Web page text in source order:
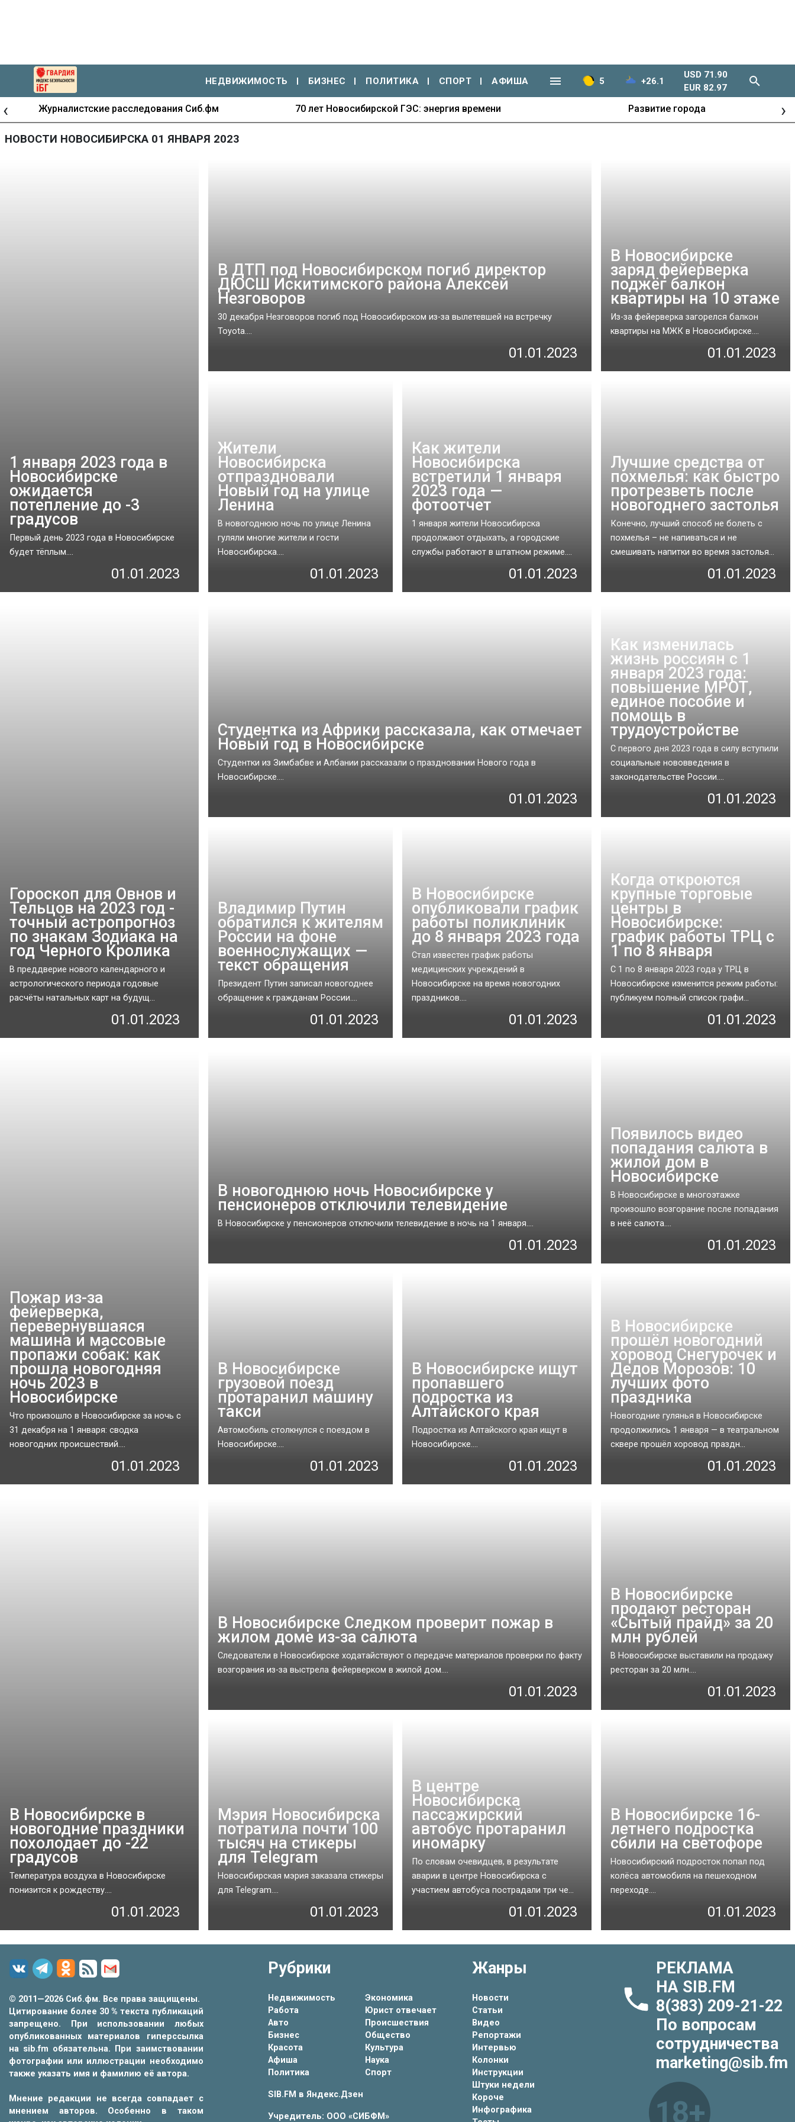
НЕДВИЖИМОСТЬ БИЗНЕС ПОЛИТИКА СПОРТ АФИША 5 +26.1
USD 71.90
EUR 82.97
Журналистские расследования Сиб.фм 70 лет Новосибирской ГЭС: энергия времени Развитие города
‹ ›
НОВОСТИ НОВОСИБИРСКА 01 ЯНВАРЯ 2023
1 января 2023 года в
Новосибирске
ожидается
потепление до -3
градусов
Первый день 2023 года в Новосибирске
будет тёплым....
01.01.2023
В ДТП под Новосибирском погиб директор
ДЮСШ Искитимского района Алексей
Незговоров
30 декабря Незговоров погиб под Новосибирском из-за вылетевшей на встречку
Toyota....
01.01.2023
В Новосибирске
заряд фейерверка
поджёг балкон
квартиры на 10 этаже
Из-за фейерверка загорелся балкон
квартиры на МЖК в Новосибирске....
01.01.2023
Жители
Новосибирска
отпраздновали
Новый год на улице
Ленина
В новогоднюю ночь по улице Ленина
гуляли многие жители и гости
Новосибирска....
01.01.2023
Как жители
Новосибирска
встретили 1 января
2023 года —
фотоотчет
1 января жители Новосибирска
продолжают отдыхать, а городские
службы работают в штатном режиме....
01.01.2023
Лучшие средства от
похмелья: как быстро
протрезветь после
новогоднего застолья
Конечно, лучший способ не болеть с
похмелья – не напиваться и не
смешивать напитки во время застолья...
01.01.2023
Гороскоп для Овнов и
Тельцов на 2023 год -
точный астропрогноз
по знакам Зодиака на
год Черного Кролика
В преддверие нового календарного и
астрологического периода годовые
расчёты натальных карт на будущ...
01.01.2023
Студентка из Африки рассказала, как отмечает
Новый год в Новосибирске
Студентки из Зимбабве и Албании рассказали о праздновании Нового года в
Новосибирске....
01.01.2023
Как изменилась
жизнь россиян с 1
января 2023 года:
повышение МРОТ,
единое пособие и
помощь в
трудоустройстве
С первого дня 2023 года в силу вступили
социальные нововведения в
законодательстве России....
01.01.2023
Владимир Путин
обратился к жителям
России на фоне
военнослужащих —
текст обращения
Президент Путин записал новогоднее
обращение к гражданам России....
01.01.2023
В Новосибирске
опубликовали график
работы поликлиник
до 8 января 2023 года
Стал известен график работы
медицинских учреждений в
Новосибирске на время новогодних
праздников....
01.01.2023
Когда откроются
крупные торговые
центры в
Новосибирске:
график работы ТРЦ с
1 по 8 января
С 1 по 8 января 2023 года у ТРЦ в
Новосибирске изменится режим работы:
публикуем полный список графи...
01.01.2023
Пожар из-за
фейерверка,
перевернувшаяся
машина и массовые
пропажи собак: как
прошла новогодняя
ночь 2023 в
Новосибирске
Что произошло в Новосибирске за ночь с
31 декабря на 1 января: сводка
новогодних происшествий....
01.01.2023
В новогоднюю ночь Новосибирске у
пенсионеров отключили телевидение
В Новосибирске у пенсионеров отключили телевидение в ночь на 1 января....
01.01.2023
Появилось видео
попадания салюта в
жилой дом в
Новосибирске
В Новосибирске в многоэтажке
произошло возгорание после попадания
в неё салюта....
01.01.2023
В Новосибирске
грузовой поезд
протаранил машину
такси
Автомобиль столкнулся с поездом в
Новосибирске....
01.01.2023
В Новосибирске ищут
пропавшего
подростка из
Алтайского края
Подростка из Алтайского края ищут в
Новосибирске....
01.01.2023
В Новосибирске
прошёл новогодний
хоровод Снегурочек и
Дедов Морозов: 10
лучших фото
праздника
Новогодние гулянья в Новосибирске
продолжились 1 января — в театральном
сквере прошёл хоровод праздн...
01.01.2023
В Новосибирске в
новогодние праздники
похолодает до -22
градусов
Температура воздуха в Новосибирске
понизится к рождеству....
01.01.2023
В Новосибирске Следком проверит пожар в
жилом доме из-за салюта
Следователи в Новосибирске ходатайствуют о передаче материалов проверки по факту
возгорания из-за выстрела фейерверком в жилой дом....
01.01.2023
В Новосибирске
продают ресторан
«Сытый прайд» за 20
млн рублей
В Новосибирске выставили на продажу
ресторан за 20 млн....
01.01.2023
Мэрия Новосибирска
потратила почти 100
тысяч на стикеры
для Telegram
Новосибирская мэрия заказала стикеры
для Telegram....
01.01.2023
В центре
Новосибирска
пассажирский
автобус протаранил
иномарку
По словам очевидцев, в результате
аварии в центре Новосибирска с
участием автобуса пострадали три че...
01.01.2023
В Новосибирске 16-
летнего подростка
сбили на светофоре
Новосибирский подросток попал под
колёса автомобиля на пешеходном
переходе....
01.01.2023
© 2011—2026 Сиб.фм. Все права защищены.
Цитирование более 30 % текста публикаций
запрещено. При использовании любых
опубликованных материалов гиперссылка
на sib.fm обязательна. При заимствовании
фотографии или иллюстрации необходимо
также указать имя и фамилию её автора.
Мнение редакции не всегда совпадает с
мнением авторов. Особенно в таком
Рубрики
Недвижимость
Работа
Авто
Бизнес
Красота
Афиша
Политика
Экономика
Юрист отвечает
Происшествия
Общество
Культура
Наука
Спорт
SIB.FM в Яндекс.Дзен
Учредитель: ООО «СИБФМ»
Жанры
Новости
Статьи
Видео
Репортажи
Интервью
Колонки
Инструкции
Штуки недели
Короче
Инфографика
РЕКЛАМА
НА SIB.FM
8(383) 209-21-22
По вопросам
сотрудничества
marketing@sib.fm
18+